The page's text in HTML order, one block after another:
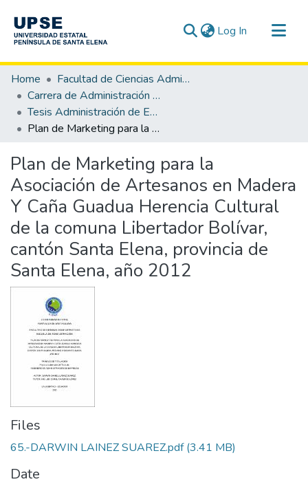
Log In (current)
Communities & Collections
All of DSpace
Statistics
Home
Facultad de Ciencias Administrativas
Carrera de Administración de Empresas
Tesis Administración de Empresas
Plan de Marketing para la Asociación de Artesanos en Madera Y Caña Guadua Herencia Cultural de la comuna Libertador Bolívar, cantón Santa Elena, provincia de Santa Elena, año 2012
Plan de Marketing para la
Asociación de Artesanos en Madera
Y Caña Guadua Herencia Cultural
de la comuna Libertador Bolívar,
cantón Santa Elena, provincia de
Santa Elena, año 2012
Files
65.-DARWIN LAINEZ SUAREZ.pdf(3.41 MB)
Date